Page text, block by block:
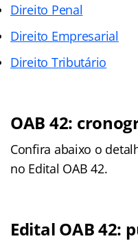
Direito Penal
Direito Empresarial
Direito Tributário
OAB 42:
Confira abaixo o
no Edital OAB 42.
Edital OAB 42: